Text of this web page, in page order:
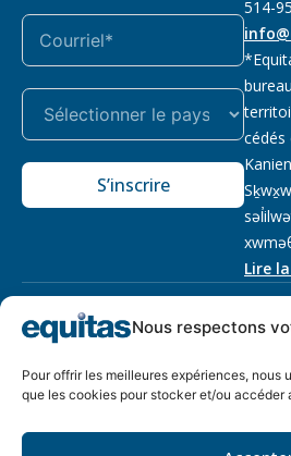
Nous respectons
Pour offrir les meilleures expériences, nous
que les cookies pour stocker et/ou accéder
S’inscrire
514-
cédés
Lire
Notre politique
de
bienfaisance